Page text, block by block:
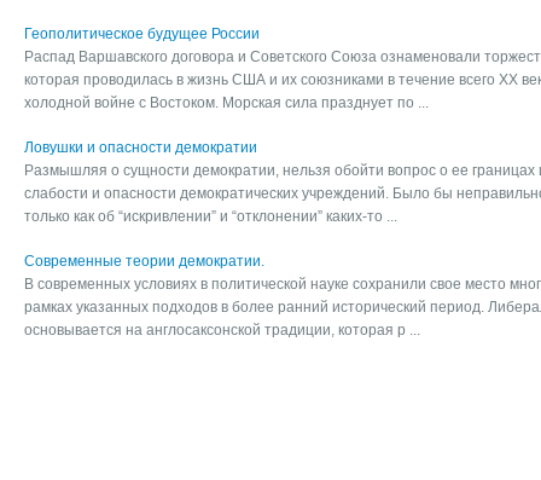
Геополитическое будущее России
Распад Варшавского договора и Советского Союза ознаменовали
которая проводилась в жизнь США и их союзниками в течение всего XX
холодной войне с Востоком. Морская сила празднует по ...
Ловушки и опасности демократии
Размышляя о сущности демократии, нельзя обойти вопрос о ее границах
слабости и опасности демократических учреждений. Было бы
только как об “искривлении” и “отклонении” каких-то ...
Современные теории демократии.
В современных условиях в политической науке сохранили свое место
рамках указанных подходов в более ранний исторический период.
основывается на англосаксонской традиции, которая р ...